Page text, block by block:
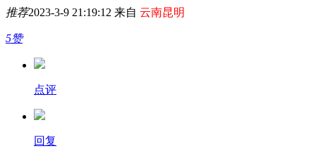
推荐2023-3-9 21:19:12 来自 云南昆明
5赞
点评
回复